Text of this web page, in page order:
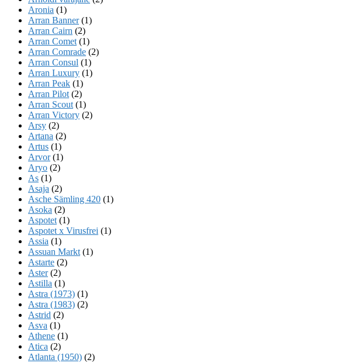
Aronia (1)
Arran Banner(1)
Arran Cairn (2)
Arran Comet (1)
Arran Comrade (2)
Arran Consul (1)
Arran Luxury (1)
Arran Peak (1)
Arran Pilot (2)
Arran Scout (1)
Arran Victory (2)
Arsy (2)
Artana (2)
Artus (1)
Arvor(1)
Aryo (2)
As (1)
Asaja (2)
Asche Sämling 420 (1)
Asoka (2)
Aspotet (1)
Aspotet x Virusfrei (1)
Assia (1)
Assuan Markt (1)
Astarte (2)
Aster(2)
Astilla (1)
Astra (1973) (1)
Astra (1983) (2)
Astrid (2)
Asva (1)
Athene (1)
Atica (2)
Atlanta (1950) (2)